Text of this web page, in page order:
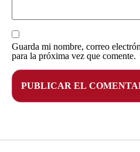
Guarda mi nombre, correo
para la próxima vez que comente.